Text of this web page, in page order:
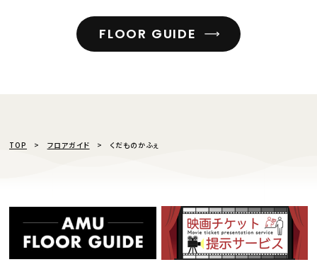
FLOOR GUIDE
TOP フロアガイド くだものかふぇ